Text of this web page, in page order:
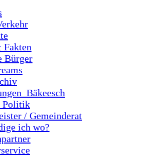
Fakten
Bürger
Politik
/ Gemeinderat
ich wo?